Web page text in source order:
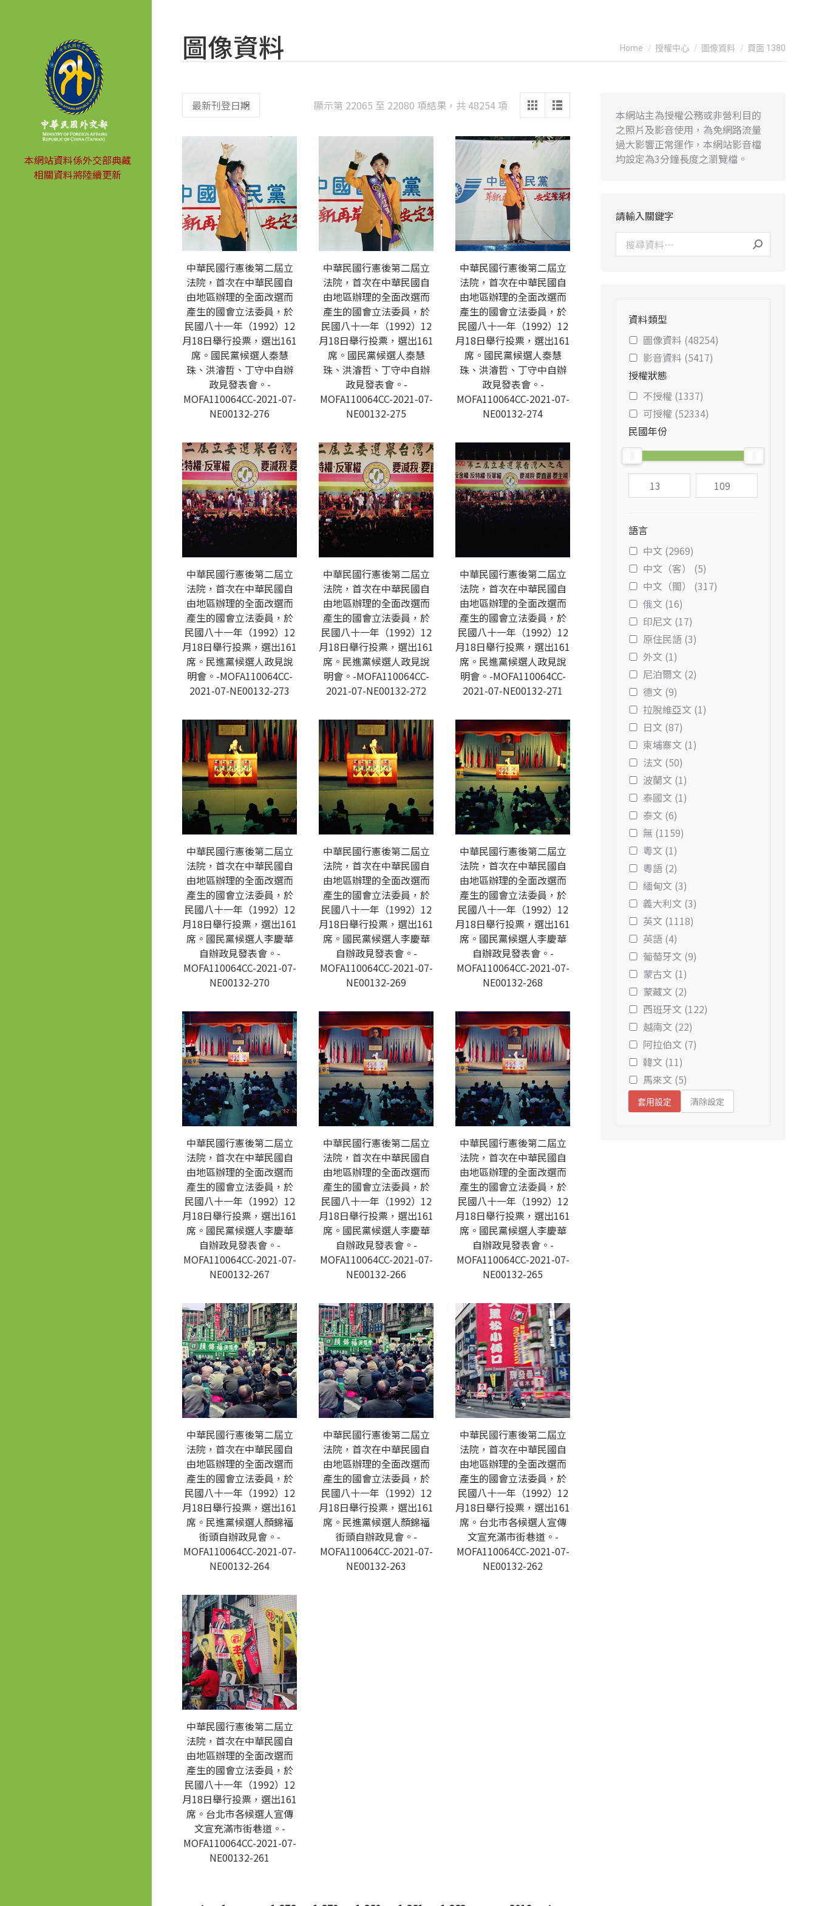
本網站資料係外交部典藏
相關資料將陸續更新
圖像資料 You are here:
Home 授權中心 圖像資料 頁面 1380
顯示第 22065 至 22080 項結果，共 48254 項 Sorted
latest
中華民國行憲後第二屆立
法院，首次在中華民國自
由地區辦理的全面改選而
產生的國會立法委員，於
民國八十一年（1992）12
月18日舉行投票，選出161
席。國民黨候選人秦慧
珠、洪濬哲、丁守中自辦
政見發表會。-
MOFA110064CC-2021-07-
NE00132-276
中華民國行憲後第二屆立
法院，首次在中華民國自
由地區辦理的全面改選而
產生的國會立法委員，於
民國八十一年（1992）12
月18日舉行投票，選出161
席。國民黨候選人秦慧
珠、洪濬哲、丁守中自辦
政見發表會。-
MOFA110064CC-2021-07-
NE00132-275
中華民國行憲後第二屆立
法院，首次在中華民國自
由地區辦理的全面改選而
產生的國會立法委員，於
民國八十一年（1992）12
月18日舉行投票，選出161
席。國民黨候選人秦慧
珠、洪濬哲、丁守中自辦
政見發表會。-
MOFA110064CC-2021-07-
NE00132-274
中華民國行憲後第二屆立
法院，首次在中華民國自
由地區辦理的全面改選而
產生的國會立法委員，於
民國八十一年（1992）12
月18日舉行投票，選出161
席。民進黨候選人政見說
明會。-MOFA110064CC-
2021-07-NE00132-273
中華民國行憲後第二屆立
法院，首次在中華民國自
由地區辦理的全面改選而
產生的國會立法委員，於
民國八十一年（1992）12
月18日舉行投票，選出161
席。民進黨候選人政見說
明會。-MOFA110064CC-
2021-07-NE00132-272
中華民國行憲後第二屆立
法院，首次在中華民國自
由地區辦理的全面改選而
產生的國會立法委員，於
民國八十一年（1992）12
月18日舉行投票，選出161
席。民進黨候選人政見說
明會。-MOFA110064CC-
2021-07-NE00132-271
中華民國行憲後第二屆立
法院，首次在中華民國自
由地區辦理的全面改選而
產生的國會立法委員，於
民國八十一年（1992）12
月18日舉行投票，選出161
席。國民黨候選人李慶華
自辦政見發表會。-
MOFA110064CC-2021-07-
NE00132-270
中華民國行憲後第二屆立
法院，首次在中華民國自
由地區辦理的全面改選而
產生的國會立法委員，於
民國八十一年（1992）12
月18日舉行投票，選出161
席。國民黨候選人李慶華
自辦政見發表會。-
MOFA110064CC-2021-07-
NE00132-269
中華民國行憲後第二屆立
法院，首次在中華民國自
由地區辦理的全面改選而
產生的國會立法委員，於
民國八十一年（1992）12
月18日舉行投票，選出161
席。國民黨候選人李慶華
自辦政見發表會。-
MOFA110064CC-2021-07-
NE00132-268
中華民國行憲後第二屆立
法院，首次在中華民國自
由地區辦理的全面改選而
產生的國會立法委員，於
民國八十一年（1992）12
月18日舉行投票，選出161
席。國民黨候選人李慶華
自辦政見發表會。-
MOFA110064CC-2021-07-
NE00132-267
中華民國行憲後第二屆立
法院，首次在中華民國自
由地區辦理的全面改選而
產生的國會立法委員，於
民國八十一年（1992）12
月18日舉行投票，選出161
席。國民黨候選人李慶華
自辦政見發表會。-
MOFA110064CC-2021-07-
NE00132-266
中華民國行憲後第二屆立
法院，首次在中華民國自
由地區辦理的全面改選而
產生的國會立法委員，於
民國八十一年（1992）12
月18日舉行投票，選出161
席。國民黨候選人李慶華
自辦政見發表會。-
MOFA110064CC-2021-07-
NE00132-265
中華民國行憲後第二屆立
法院，首次在中華民國自
由地區辦理的全面改選而
產生的國會立法委員，於
民國八十一年（1992）12
月18日舉行投票，選出161
席。民進黨候選人顏錦福
街頭自辦政見會。-
MOFA110064CC-2021-07-
NE00132-264
中華民國行憲後第二屆立
法院，首次在中華民國自
由地區辦理的全面改選而
產生的國會立法委員，於
民國八十一年（1992）12
月18日舉行投票，選出161
席。民進黨候選人顏錦福
街頭自辦政見會。-
MOFA110064CC-2021-07-
NE00132-263
中華民國行憲後第二屆立
法院，首次在中華民國自
由地區辦理的全面改選而
產生的國會立法委員，於
民國八十一年（1992）12
月18日舉行投票，選出161
席。台北市各候選人宣傳
文宣充滿市街巷道。-
MOFA110064CC-2021-07-
NE00132-262
中華民國行憲後第二屆立
法院，首次在中華民國自
由地區辦理的全面改選而
產生的國會立法委員，於
民國八十一年（1992）12
月18日舉行投票，選出161
席。台北市各候選人宣傳
文宣充滿市街巷道。-
MOFA110064CC-2021-07-
NE00132-261
本網站主為授權公務或非營利目的
之照片及影音使用，為免網路流量
過大影響正常運作，本網站影音檔
均設定為3分鐘長度之瀏覽檔。
請輸入關鍵字
資料類型
圖像資料 (48254)
影音資料 (5417)
授權狀態
不授權 (1337)
可授權 (52334)
民國年份
語言
中文 (2969)
中文（客） (5)
中文（閩） (317)
俄文 (16)
印尼文 (17)
原住民語 (3)
外文 (1)
尼泊爾文 (2)
德文 (9)
拉脫維亞文 (1)
日文 (87)
柬埔寨文 (1)
法文 (50)
波蘭文 (1)
泰國文 (1)
泰文 (6)
無 (1159)
粵文 (1)
粵語 (2)
緬甸文 (3)
義大利文 (3)
英文 (1118)
英語 (4)
葡萄牙文 (9)
蒙古文 (1)
蒙藏文 (2)
西班牙文 (122)
越南文 (22)
阿拉伯文 (7)
韓文 (11)
馬來文 (5)
套用設定 清除設定